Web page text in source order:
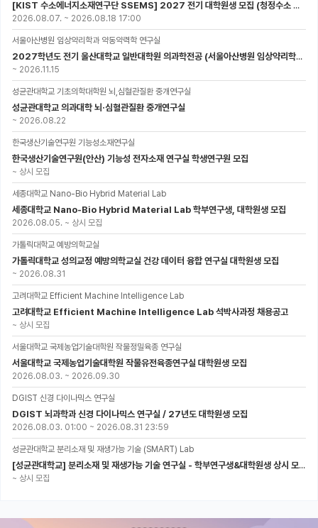
[KIST 수소에너지소재연구단 SSEMS] 2027 전기 대학원생 모집 (청정수소 생산/활용을 위한 프로톤 세라믹 전지)
2026.08.07. ~ 2026.08.18 17:00
서울아산병원 임상약리학과 약동약력학 연구실
2027학년도 전기 울산대학교 일반대학원 의과학전공 (서울아산병원 임상약리학과 약동약력학 연구실) 대학원생 모집공고
~ 2026.11.15
성균관대학교 기초의학대학원 뇌,심혈관질환 중개연구실
성균관대학교 의과대학 뇌·심혈관질환 중개연구실
~ 2026.08.22
한국생산기술연구원 기능성소재연구실
한국생산기술연구원(안산) 기능성 전자소재 연구실 학생연구원 모집
~ 상시 모집
세종대학교 Nano-Bio Hybrid Material Lab
세종대학교 Nano-Bio Hybrid Material Lab 학부연구생, 대학원생 모집
2026.08.05. ~ 상시 모집
가톨릭대학교 예방의학교실
가톨릭대학교 성의교정 예방의학교실 건강 데이터 융합 연구실 대학원생 모집
~ 2026.08.31
고려대학교 Efficient Machine Intelligence Lab
고려대학교 Efficient Machine Intelligence Lab 석박사과정 채용공고
~ 상시 모집
서울대학교 국제농업기술대학원 작물정밀육종 연구실
서울대학교 국제농업기술대학원 작물유전육종연구실 대학원생 모집
2026.08.03. ~ 2026.09.30
DGIST 신경 다이나믹스 연구실
DGIST 뇌과학과 신경 다이나믹스 연구실 / 27년도 대학원생 모집
2026.08.03. 01:00 ~ 2026.08.31 23:59
성균관대학교 분리소재 및 재생가능 기술 (SMART) Lab
[성균관대학교] 분리소재 및 재생가능 기술 연구실 - 학부연구생&대학원생 상시 모집 (미래에너지공학과)
~ 상시 모집